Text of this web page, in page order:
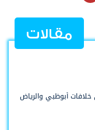
مقالات
أبوظبي والرياض